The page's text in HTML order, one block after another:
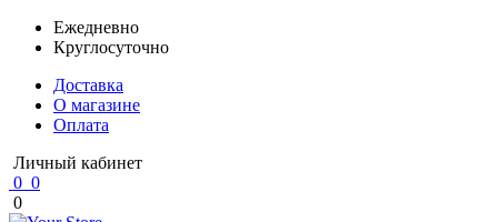
Ежедневно
Круглосуточно
Доставка
О магазине
Оплата
Личный кабинет
0 0
0